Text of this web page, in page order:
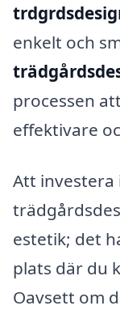
enkelt och
processen
effektivare
Att investera
estetik; det
plats där du
Oavsett om